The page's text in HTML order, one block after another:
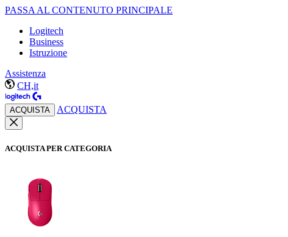
PASSA AL CONTENUTO PRINCIPALE
Logitech
Business
Istruzione
Assistenza
CH,it
ACQUISTA ACQUISTA
ACQUISTA PER CATEGORIA